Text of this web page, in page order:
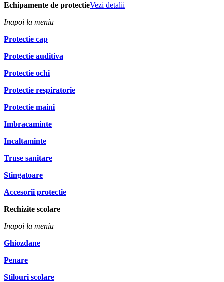
Echipamente de protectieVezi detalii
Inapoi la meniu
Protectie cap
Protectie auditiva
Protectie ochi
Protectie respiratorie
Protectie maini
Imbracaminte
Incaltaminte
Truse sanitare
Stingatoare
Accesorii protectie
Rechizite scolare
Inapoi la meniu
Ghiozdane
Penare
Stilouri scolare